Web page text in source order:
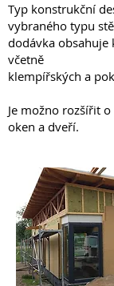
Typ konstrukční
vybraného typu
dodávka
včetně
klempířských a
Je možno rozšířit
oken a dveří.